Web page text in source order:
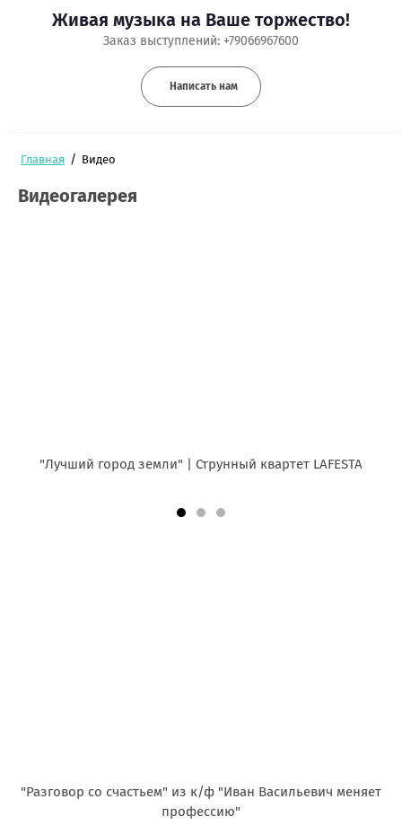
Живая музыка на Ваше торжество!
Заказ выступлений: +79066967600
Написать нам
Главная / Видео
Видеогалерея
"Лучший город земли" | Струнный квартет LAFESTA
"Разговор со счастьем" из к/ф "Иван Васильевич меняет
профессию"